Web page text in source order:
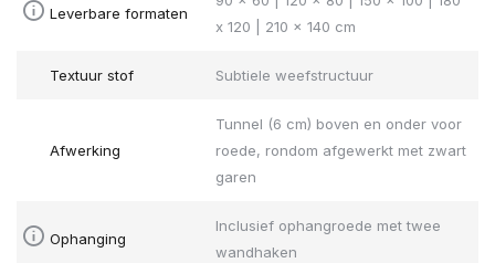
Leverbare formaten
x 120 | 210 x 140 cm
Textuur stof Subtiele weefstructuur
Afwerking
Tunnel (6 cm) boven en onder voor
roede, rondom afgewerkt met zwart
garen
Ophanging
Inclusief ophangroede met twee
wandhaken